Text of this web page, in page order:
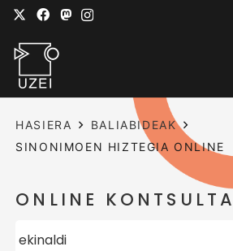
HASIERA
BALIABIDEAK
SINONIMOEN HIZTEGIA ONLINE
ONLINE KONTSULTA